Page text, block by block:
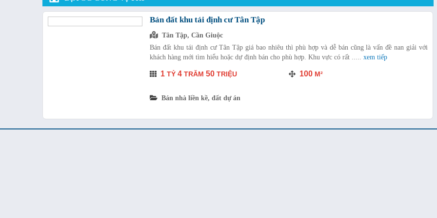
Bán đất khu tái định cư Tân Tập
Tân Tập, Cần Giuộc
Bán đất khu tái định cư Tân Tập giá bao nhiêu thì phù hợp và dễ bán cũng là vấn đề nan giải với
khách hàng mới tìm hiểu hoặc dự định bán cho phù hợp. Khu vực có rất ..... xem tiếp
1 TỶ 4 TRĂM 50 TRIỆU 100 M²
Bán nhà liền kề, đất dự án